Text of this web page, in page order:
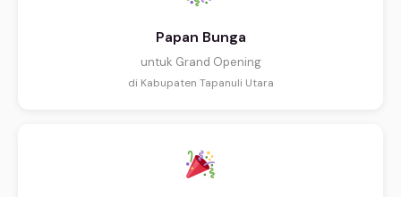
Papan Bunga
untuk Grand Opening
di Kabupaten Tapanuli Utara